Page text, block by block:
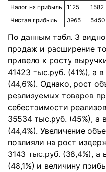
Налог на прибыль 1125 1582
Чистая прибыль
3965 5450
По данным табл. 3
продаж и расширение
привело к росту
41423 тыс.руб. (41%), а
(44,6%). Однако, рост
реализуемых товаров
себестоимости
35534 тыс.руб. (45%), а
(44,4%). Увеличение
повлияли на рост
3143 тыс.руб. (38,4%), а
(48,1%) и величину